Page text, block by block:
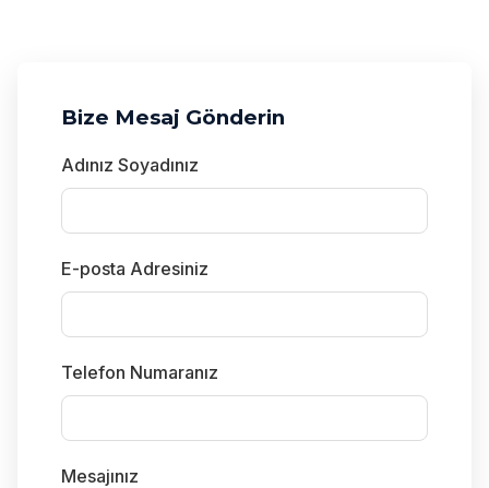
Bize Mesaj Gönderin
Adınız Soyadınız
E-posta Adresiniz
Telefon Numaranız
Mesajınız